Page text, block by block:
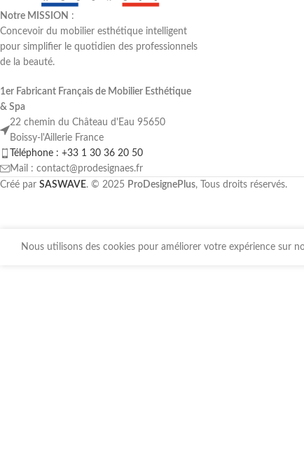
Notre MISSION :
Concevoir du mobilier esthétique intelligent
pour simplifier le quotidien des professionnels
de la beauté.
1er Fabricant Français de Mobilier Esthétique
& Spa
22 chemin du Château d'Eau 95650
Boissy-l'Aillerie France
Téléphone : +33 1 30 36 20 50
Mail : contact@prodesignaes.fr
Créé par SASWAVE. © 2025 ProDesignePlus, Tous droits réservés.
Nous utilisons des cookies pour améliorer votre expérience sur